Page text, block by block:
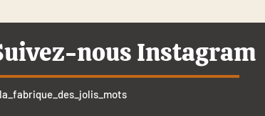
nous Instagram